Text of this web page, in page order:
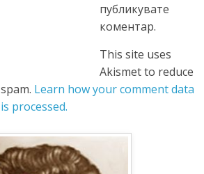
публикувате
коментар.
This site uses
Akismet to reduce
spam. Learn how your comment data
is processed.